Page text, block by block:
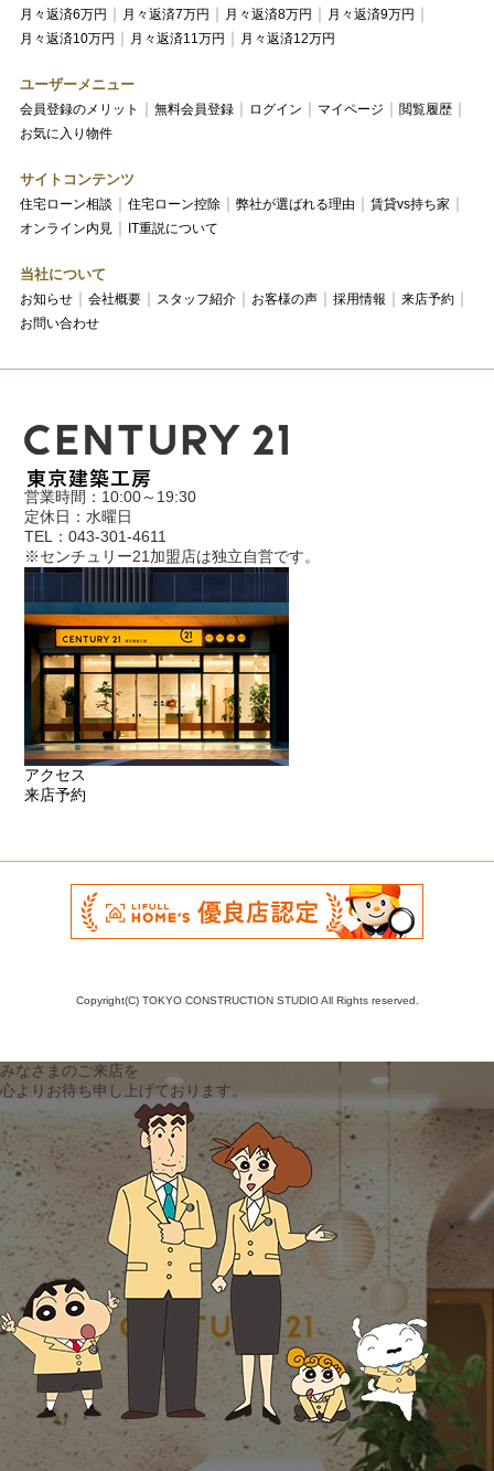
月々返済6万円 月々返済7万円 月々返済8万円
月々返済9万円
月々返済10万円
月々返済11万円 月々返済12万円
ユーザーメニュー
会員登録のメリット 無料会員登録 ログイン マイページ
閲覧履歴
お気に入り物件
サイトコンテンツ
住宅ローン相談 住宅ローン控除 弊社が選ばれる理由
賃貸vs持ち家
オンライン内見
IT重説について
当社について
お知らせ 会社概要 スタッフ紹介 お客様の声 採用情報
来店予約
お問い合わせ
営業時間：10:00～19:30
定休日：水曜日
TEL：043-301-4611
※センチュリー21加盟店は独立自営です。
アクセス
来店予約
Copyright(C) TOKYO CONSTRUCTION STUDIO All Rights reserved.
みなさまのご来店を
心よりお待ち申し上げております。